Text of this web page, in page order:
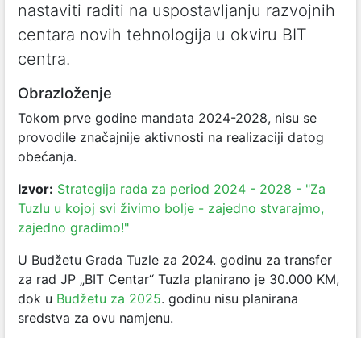
nastaviti raditi na uspostavljanju razvojnih
centara novih tehnologija u okviru BIT
centra.
Obrazloženje
Tokom prve godine mandata 2024-2028, nisu se
provodile značajnije aktivnosti na realizaciji datog
obećanja.
Izvor: Strategija rada za period 2024 - 2028 - "Za
Tuzlu u kojoj svi živimo bolje - zajedno stvarajmo,
zajedno gradimo!"
U Budžetu Grada Tuzle za 2024. godinu za transfer
za rad JP „BIT Centar“ Tuzla planirano je 30.000 KM,
dok u Budžetu za 2025. godinu nisu planirana
sredstva za ovu namjenu.